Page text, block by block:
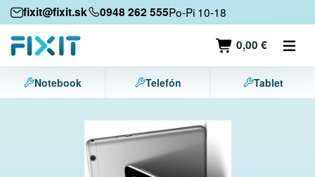
fixit@fixit.sk 0948 262 555Po-Pi 10-18
0,00 €
Mobilné zariadenia
Mobilné telefóny
Tablety
Herné konzoly
Notebook Telefón Tablet